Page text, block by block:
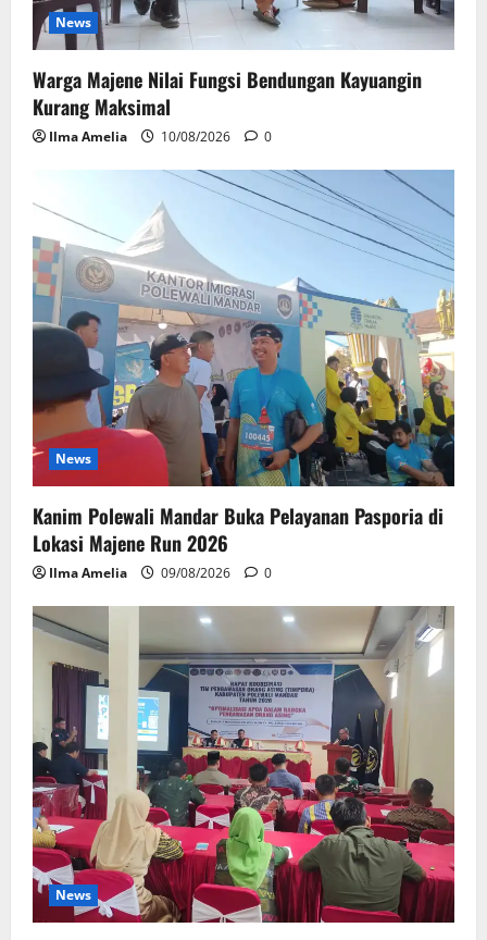
News
Warga Majene Nilai Fungsi Bendungan Kayuangin
Kurang Maksimal
Ilma Amelia 10/08/2026 0
News
Kanim Polewali Mandar Buka Pelayanan Pasporia di
Lokasi Majene Run 2026
Ilma Amelia 09/08/2026 0
News